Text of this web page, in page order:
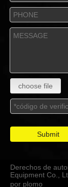
choose file
Submit
Derechos de
Equipment Co.,
por plomo